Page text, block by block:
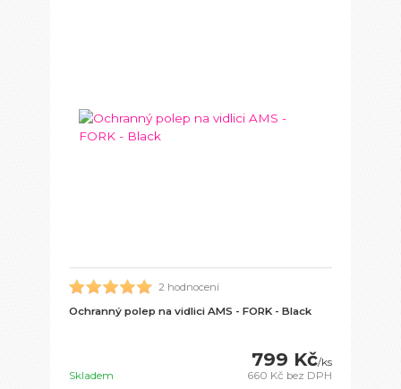
2 hodnocení
Ochranný polep na vidlici AMS - FORK - Black
799 Kč/ks
660 Kč bez DPH
Skladem